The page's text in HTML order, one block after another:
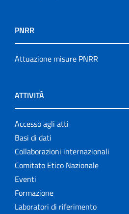
PNRR
Attuazione misure PNRR
ATTIVITÀ
Accesso agli atti
Basi di dati
Collaborazioni internazionali
Comitato Etico Nazionale
Eventi
Formazione
Laboratori di riferimento